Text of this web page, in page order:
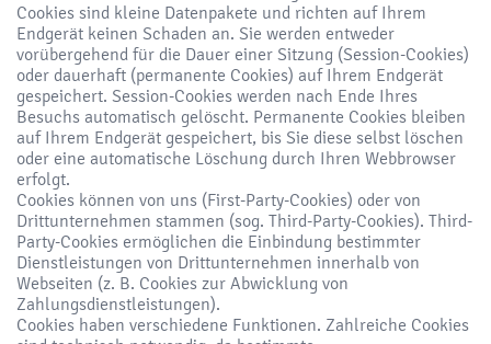
Cookies sind kleine Datenpakete und richten auf Ihrem
Endgerät keinen Schaden an. Sie werden entweder
vorübergehend für die Dauer einer Sitzung (Session-Cookies)
oder dauerhaft (permanente Cookies) auf Ihrem Endgerät
gespeichert. Session-Cookies werden nach Ende Ihres
Besuchs automatisch gelöscht. Permanente Cookies bleiben
auf Ihrem Endgerät gespeichert, bis Sie diese selbst löschen
oder eine automatische Löschung durch Ihren Webbrowser
erfolgt.
Cookies können von uns (First-Party-Cookies) oder von
Drittunternehmen stammen (sog. Third-Party-Cookies). Third-
Party-Cookies ermöglichen die Einbindung bestimmter
Dienstleistungen von Drittunternehmen innerhalb von
Webseiten (z. B. Cookies zur Abwicklung von
Zahlungsdienstleistungen).
Cookies haben verschiedene Funktionen. Zahlreiche Cookies